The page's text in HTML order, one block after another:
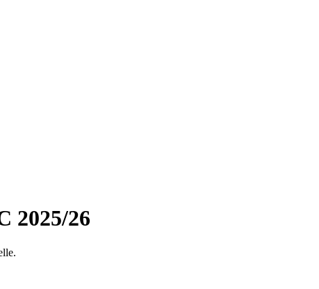
2025/26